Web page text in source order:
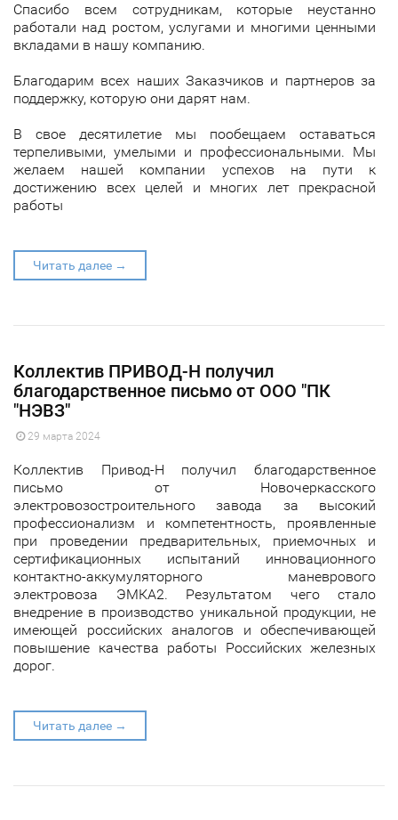
Спасибо всем сотрудникам, которые неустанно
работали над ростом, услугами и многими ценными
вкладами в нашу компанию.
Благодарим всех наших Заказчиков и партнеров за
поддержку, которую они дарят нам.
В свое десятилетие мы пообещаем оставаться
терпеливыми, умелыми и профессиональными. Мы
желаем нашей компании успехов на пути к
достижению всех целей и многих лет прекрасной
работы
Читать далее →
Коллектив ПРИВОД-Н получил
благодарственное письмо от ООО "ПК
"НЭВЗ"
29 марта 2024
Коллектив Привод-Н получил благодарственное
письмо от Новочеркасского
электровозостроительного завода за высокий
профессионализм и компетентность, проявленные
при проведении предварительных, приемочных и
сертификационных испытаний инновационного
контактно-аккумуляторного маневрового
электровоза ЭМКА2. Результатом чего стало
внедрение в производство уникальной продукции, не
имеющей российских аналогов и обеспечивающей
повышение качества работы Российских железных
дорог.
Читать далее →